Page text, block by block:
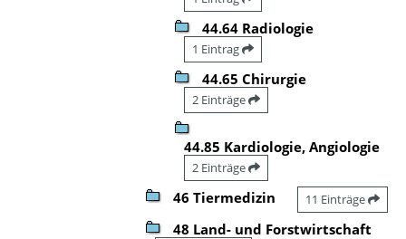
44.64 Radiologie
1 Eintrag
44.65 Chirurgie
2 Einträge
44.85 Kardiologie, Angiologie
2 Einträge
46 Tiermedizin 11 Einträge
48 Land- und Forstwirtschaft